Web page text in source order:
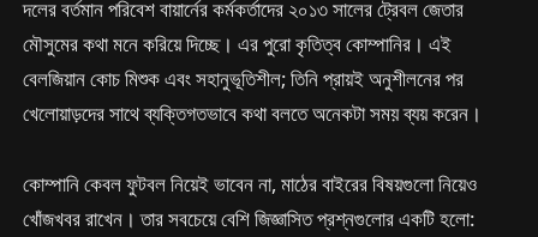
দলের বর্তমান পরিবেশ বায়ার্নের কর্মকর্তাদের ২০১৩ সালের ট্রেবল জেতার
মৌসুমের কথা মনে করিয়ে দিচ্ছে। এর পুরো কৃতিত্ব কোম্পানির। এই
বেলজিয়ান কোচ মিশুক এবং সহানুভূতিশীল; তিনি প্রায়ই অনুশীলনের পর
খেলোয়াড়দের সাথে ব্যক্তিগতভাবে কথা বলতে অনেকটা সময় ব্যয় করেন।
কোম্পানি কেবল ফুটবল নিয়েই ভাবেন না, মাঠের বাইরের বিষয়গুলো নিয়েও
খোঁজখবর রাখেন। তার সবচেয়ে বেশি জিজ্ঞাসিত প্রশ্নগুলোর একটি হলো: